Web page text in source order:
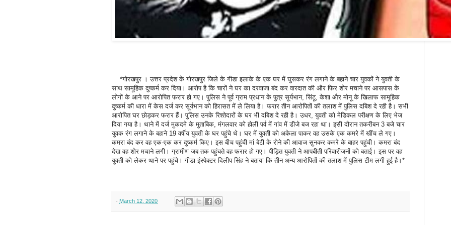
*गोरखपुर । उत्तर प्रदेश के गोरखपुर जिले के गीडा इलाके के एक घर में घुसकर रंग लगाने के बहाने चार युवकों ने युवती के
साथ सामूहिक दुष्कर्म कर दिया। आरोप है कि चारों ने घर का दरवाजा बंद कर वारदात की और फिर शोर मचाने पर आसपास के
लोगों के आने पर आरोपित फरार हो गए। पुलिस ने पूर्व ग्राम प्रधान के पुत्र सूर्यभान, सिंटू, केशा और मोनू के खिलाफ सामूहिक
दुष्कर्म की धारा में केस दर्ज कर सूर्यभान को हिरासत में ले लिया है। फरार तीन आरोपितों की तलाश में पुलिस दबिश दे रही है। सभी
आरोपित घर छोड़कर फरार हैं। पुलिस उनके रिश्तेदारों के घर भी दबिश दे रही है। उधर, युवती को मेडिकल परीक्षण के लिए भेज
दिया गया है। थाने में दर्ज मुकदमे के मुताबिक, मंगलवार को होली पर्व में गांव में डीजे बज रहा था। इसी दौरान तकरीबन 3 बजे चार
युवक रंग लगाने के बहाने 19 वर्षीय युवती के घर पहुंचे थे। घर में युवती को अकेला पाकर वह उसके एक कमरे में खींच ले गए।
कमरा बंद कर वह एक-एक कर दुष्कर्म किए। इस बीच पहुंची मां बेटी के रोने की आवाज सुनकर कमरे के बाहर पहुंची। कमरा बंद
देख वह शोर मचाने लगी। ग्रामीण जब तक पहुंचते वह फरार हो गए। पीड़ित युवती ने आपबीती परिवारीजनों को बताई। इस पर वह
युवती को लेकर थाने पर पहुंचे। गीडा इंस्पेक्टर दिलीप सिंह ने बताया कि तीन अन्य आरोपितों की तलाश में पुलिस टीम लगी हुई है।*
- March 12, 2020